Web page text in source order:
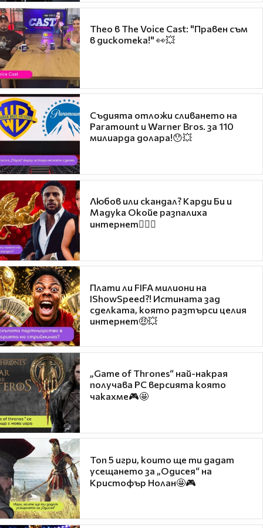
Theo в The Voice Cast: "Правен съм
в дискотека!" 👀💥
Съдията отложи сливането на
Paramount и Warner Bros. за 110
милиарда долара!😯💥
Любов или скандал? Карди Би и
Мадука Окойе разпалиха
интернет❤️‍🔥🔥
Плати ли FIFA милиони на
IShowSpeed?! Истината зад
сделката, която разтърси целия
интернет🤑💥
„Game of Thrones“ най-накрая
получава PC версията която
чакахме🎮🤩
Топ 5 игри, които ще ти дадат
усещането за „Одисея“ на
Кристофър Нолан🤩🎮